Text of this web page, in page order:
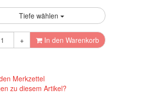
Tiefe wählen
+ In den Warenkorb
Merkzettel
zu diesem Artikel?